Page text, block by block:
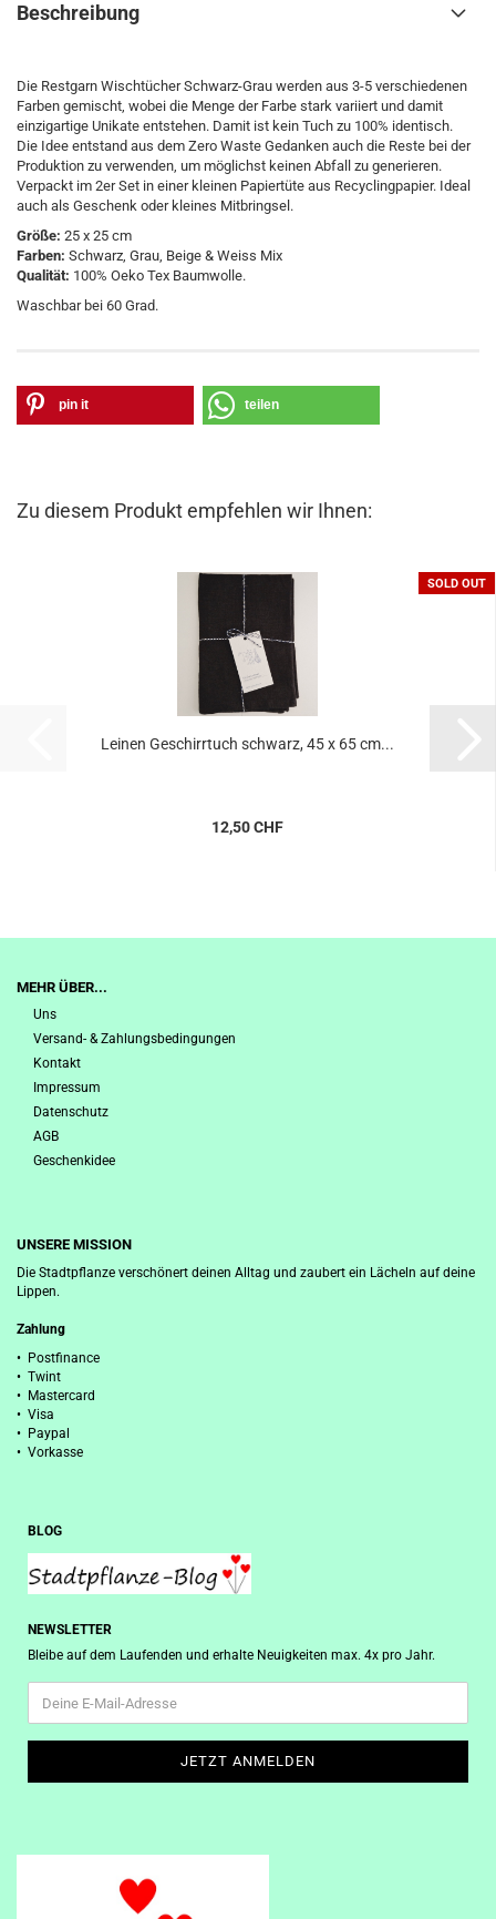
Beschreibung
Die Restgarn Wischtücher Schwarz-Grau werden aus 3-5 verschiedenen
Farben gemischt, wobei die Menge der Farbe stark variiert und damit
einzigartige Unikate entstehen. Damit ist kein Tuch zu 100% identisch.
Die Idee entstand aus dem Zero Waste Gedanken auch die Reste bei der
Produktion zu verwenden, um möglichst keinen Abfall zu generieren.
Verpackt im 2er Set in einer kleinen Papiertüte aus Recyclingpapier. Ideal
auch als Geschenk oder kleines Mitbringsel.
Größe: 25 x 25 cm
Farben: Schwarz, Grau, Beige & Weiss Mix
Qualität: 100% Oeko Tex Baumwolle.
Waschbar bei 60 Grad.
pin it teilen
Zu diesem Produkt empfehlen wir Ihnen:
SOLD OUT
Leinen Geschirrtuch schwarz, 45 x 65 cm...
12,50 CHF
MEHR ÜBER...
Uns
Versand- & Zahlungsbedingungen
Kontakt
Impressum
Datenschutz
AGB
Geschenkidee
UNSERE MISSION
Die Stadtpflanze verschönert deinen Alltag und zaubert ein Lächeln auf deine
Lippen.
Zahlung
• Postfinance
• Twint
• Mastercard
• Visa
• Paypal
• Vorkasse
BLOG
NEWSLETTER
Bleibe auf dem Laufenden und erhalte Neuigkeiten max. 4x pro Jahr.